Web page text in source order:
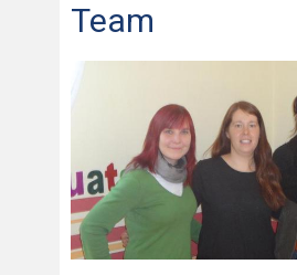
Team